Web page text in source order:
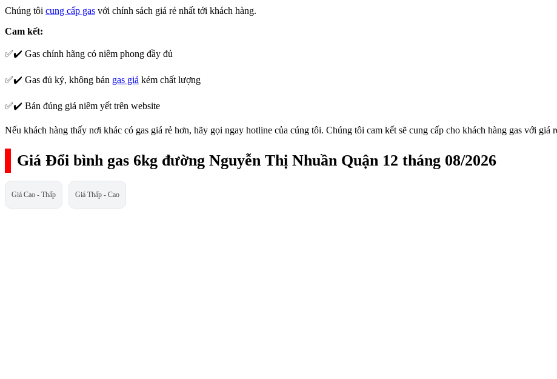
Chúng tôi cung cấp gas với chính sách giá rẻ nhất tới khách hàng.
Cam kết:
✅✔️ Gas chính hãng có niêm phong đầy đủ
✅✔️ Gas đủ ký, không bán gas giả kém chất lượng
✅✔️ Bán đúng giá niêm yết trên website
Nếu khách hàng thấy nơi khác có gas giá rẻ hơn, hãy gọi ngay hotline của cúng tôi. Chúng tôi cam kết sẽ cung cấp cho khách hàng gas với giá
Giá Đổi bình gas 6kg đường Nguyễn Thị Nhuần Quận 12 tháng 08/2026
Giá Cao - Thấp Giá Thấp - Cao